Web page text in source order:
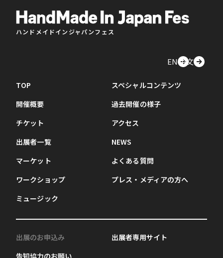
ハンドメイドインジャパンフェス
EN中文
TOP
開催概要
チケット
出展者一覧
マーケット
ワークショップ
ミュージック
スペシャルコンテンツ
過去開催の様子
アクセス
NEWS
よくある質問
プレス・メディアの方へ
出展のお申込み
告知協力のお願い
出展者専用サイト